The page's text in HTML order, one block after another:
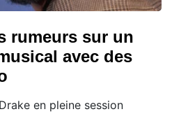
rumeurs sur un
avec des
en pleine session